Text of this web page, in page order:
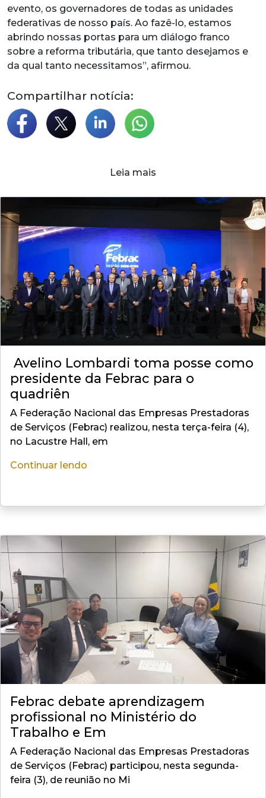
evento, os governadores de todas as unidades
federativas de nosso país. Ao fazê-lo, estamos
abrindo nossas portas para um diálogo franco
sobre a reforma tributária, que tanto desejamos e
da qual tanto necessitamos”, afirmou.
Compartilhar notícia:
Leia mais
Avelino Lombardi toma posse como
presidente da Febrac para o
quadriên
A Federação Nacional das Empresas Prestadoras
de Serviços (Febrac) realizou, nesta terça-feira (4),
no Lacustre Hall, em
Continuar lendo
Febrac debate aprendizagem
profissional no Ministério do
Trabalho e Em
A Federação Nacional das Empresas Prestadoras
de Serviços (Febrac) participou, nesta segunda-
feira (3), de reunião no Mi